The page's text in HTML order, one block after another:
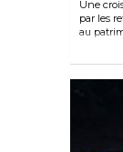
Une
par les
au
Gordon